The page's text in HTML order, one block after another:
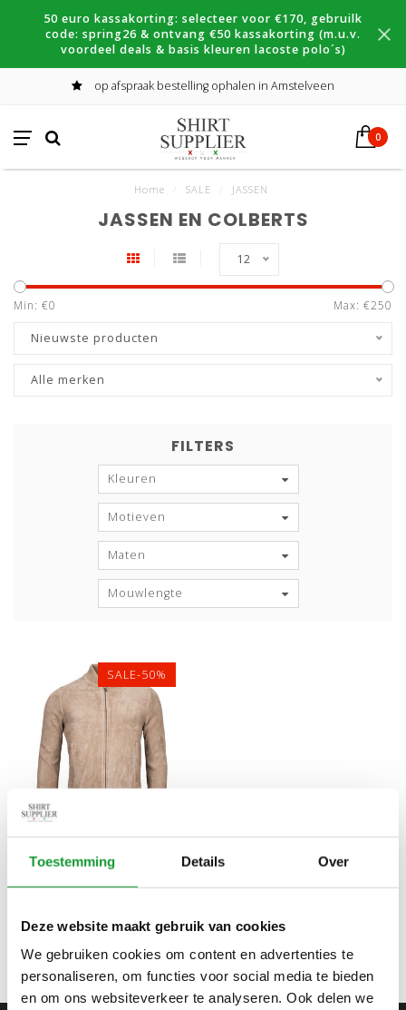
Toestemming Details Over
Deze website maakt gebruik van cookies
We gebruiken cookies om content en advertenties te
personaliseren, om functies voor social media te bieden
en om ons websiteverkeer te analyseren. Ook delen we
50 euro kassakorting: selecteer voor €170, gebruilk
code: spring26 & ontvang €50 kassakorting (m.u.v.
voordeel deals & basis kleuren lacoste polo´s)
op afspraak bestelling ophalen in Amstelveen
0
Home SALE JASSEN
JASSEN EN COLBERTS
12
Min: €0 Max: €250
Nieuwste producten
Alle merken
FILTERS
Kleuren
Motieven
Maten
Mouwlengte
SALE-50%
Bekijk alle5maten
BOMBER JACK MET RITS
€500,00€250,00